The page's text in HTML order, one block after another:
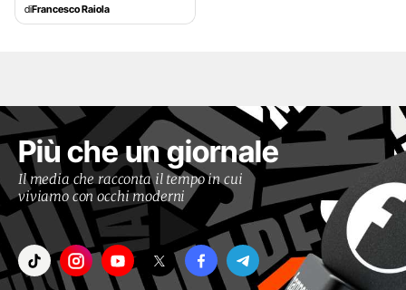
diFrancesco Raiola
Più che un giornale
Il media che racconta il tempo in cui
viviamo con occhi moderni